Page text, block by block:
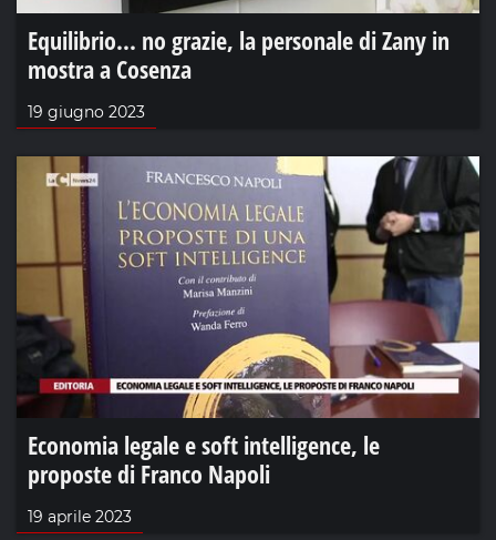
Equilibrio... no grazie, la personale di Zany in
mostra a Cosenza
19 giugno 2023
Economia legale e soft intelligence, le
proposte di Franco Napoli
19 aprile 2023